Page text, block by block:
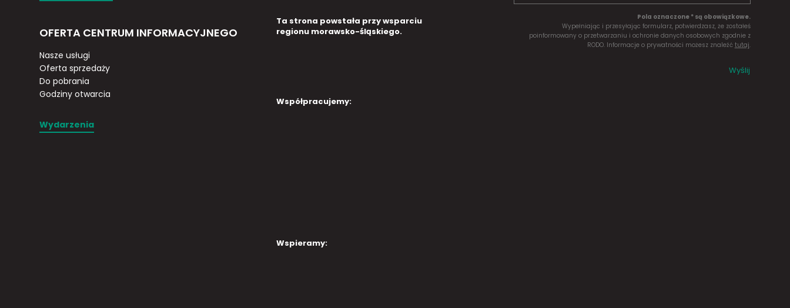
OFERTA CENTRUM INFORMACYJNEGO
Nasze usługi
Oferta sprzedaży
Do pobrania
Godziny otwarcia
Wydarzenia
Ta strona powstała przy wsparciu
regionu morawsko-śląskiego.
Współpracujemy:
Wspieramy:
Pola oznaczone * są obowiązkowe.
Wypełniając i przesyłając formularz, potwierdzasz, że zostałeś
poinformowany o przetwarzaniu i ochronie danych osobowych zgodnie z
RODO. Informacje o prywatności możesz znaleźć tutaj.
Wyślij